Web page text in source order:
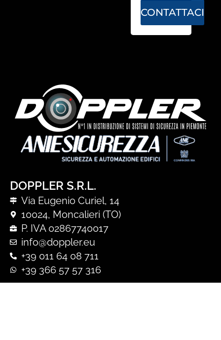
CONTATTACI
DOPPLER S.R.L.
Via Eugenio Curiel, 14
10024, Moncalieri (TO)
P. IVA 02867740017
info@doppler.eu
+39 011 64 08 711
+39 366 57 57 316